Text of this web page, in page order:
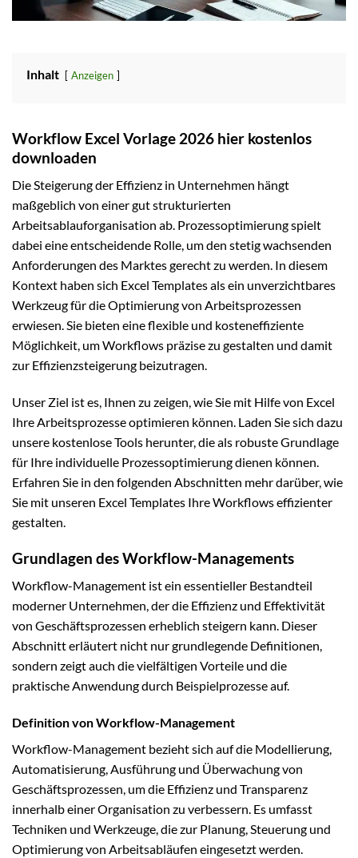
Inhalt Anzeigen
Workflow Excel Vorlage 2026 hier kostenlos
downloaden
Die Steigerung der Effizienz in Unternehmen hängt
maßgeblich von einer gut strukturierten
Arbeitsablauforganisation ab. Prozessoptimierung spielt
dabei eine entscheidende Rolle, um den stetig wachsenden
Anforderungen des Marktes gerecht zu werden. In diesem
Kontext haben sich Excel Templates als ein unverzichtbares
Werkzeug für die Optimierung von Arbeitsprozessen
erwiesen. Sie bieten eine flexible und kosteneffiziente
Möglichkeit, um Workflows präzise zu gestalten und damit
zur Effizienzsteigerung beizutragen.
Unser Ziel ist es, Ihnen zu zeigen, wie Sie mit Hilfe von Excel
Ihre Arbeitsprozesse optimieren können. Laden Sie sich dazu
unsere kostenlose Tools herunter, die als robuste Grundlage
für Ihre individuelle Prozessoptimierung dienen können.
Erfahren Sie in den folgenden Abschnitten mehr darüber, wie
Sie mit unseren Excel Templates Ihre Workflows effizienter
gestalten.
Grundlagen des Workflow-Managements
Workflow-Management ist ein essentieller Bestandteil
moderner Unternehmen, der die Effizienz und Effektivität
von Geschäftsprozessen erheblich steigern kann. Dieser
Abschnitt erläutert nicht nur grundlegende Definitionen,
sondern zeigt auch die vielfältigen Vorteile und die
praktische Anwendung durch Beispielprozesse auf.
Definition von Workflow-Management
Workflow-Management bezieht sich auf die Modellierung,
Automatisierung, Ausführung und Überwachung von
Geschäftsprozessen, um die Effizienz und Transparenz
innerhalb einer Organisation zu verbessern. Es umfasst
Techniken und Werkzeuge, die zur Planung, Steuerung und
Optimierung von Arbeitsabläufen eingesetzt werden.